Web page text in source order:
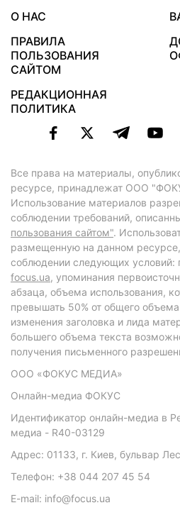
О НАС
ПРАВИЛА
ПОЛЬЗОВАНИЯ
САЙТОМ
РЕДАКЦИОННАЯ
ПОЛИТИКА
Все права на материалы,
ресурсе, принадлежат ООО
Использование материалов
соблюдении требований,
пользования сайтом".
размещенную на данном
соблюдении следующих условий:
focus.ua, упоминания
абзаца, объема использования,
превышать 50% от общего объема
изменения заголовка и лида
большего объема текста
получения письменного
ООО «ФОКУС МЕДИА»
Онлайн-медиа ФОКУС
Идентификатор онлайн-медиа в
медиа - R40-03129
Адрес: 01133, г. Киев, бульвар
Телефон: +38 044 207 45 54
E-mail: info@focus.ua